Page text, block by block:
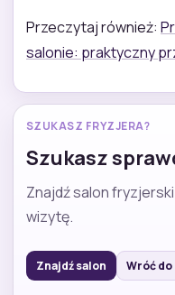
Przeczytaj również:
salonie: praktyczny
SZUKASZ FRYZJERA?
Szukasz
Znajdź salon
wizytę.
Znajdź salon Wróć